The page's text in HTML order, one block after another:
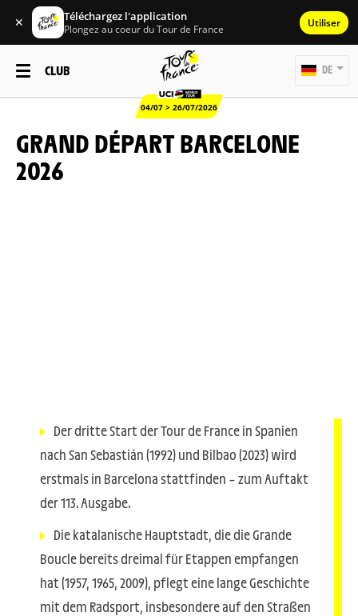
✕ Téléchargez l'application
Plongez au coeur du Tour de France Utiliser
CLUB
04/07 > 26/07/2026
DE
GRAND DÉPART BARCELONE
2026
Der dritte Start der Tour de France in Spanien
nach San Sebastián (1992) und Bilbao (2023) wird
erstmals in Barcelona stattfinden – zum Auftakt
der 113. Ausgabe.
Die katalanische Hauptstadt, die die Grande
Boucle bereits dreimal für Etappen empfangen
hat (1957, 1965, 2009), pflegt eine lange Geschichte
mit dem Radsport, insbesondere auf den Straßen